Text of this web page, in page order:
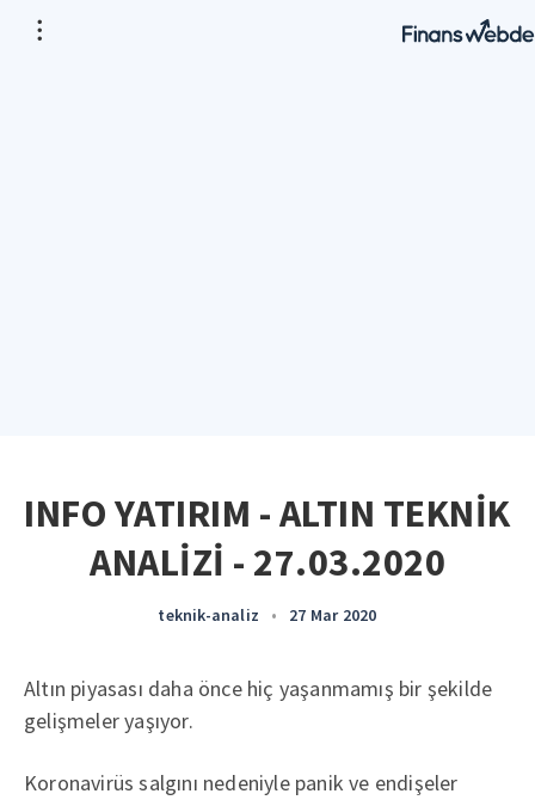
INFO YATIRIM - ALTIN TEKNİK
ANALİZİ - 27.03.2020
teknik-analiz • 27 Mar 2020
Altın piyasası daha önce hiç yaşanmamış bir şekilde
gelişmeler yaşıyor.
Koronavirüs salgını nedeniyle panik ve endişeler